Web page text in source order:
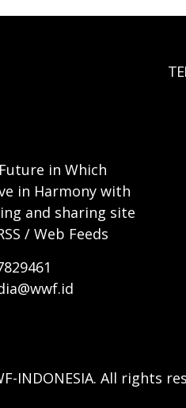
in Which
in Harmony with
and sharing site
/ Web Feeds
INDONESIA. All rights